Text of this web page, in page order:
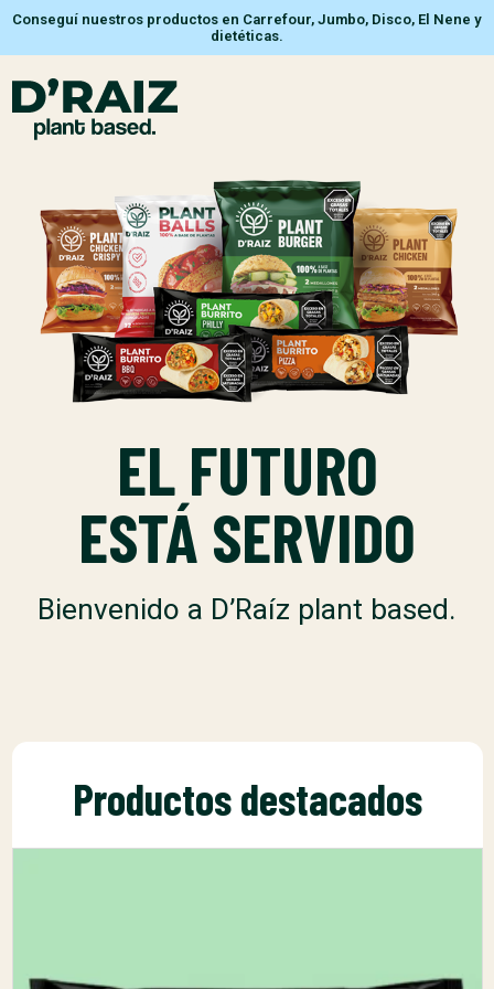
Conseguí nuestros productos en Carrefour, Jumbo, Disco, El Nene y
dietéticas.
EL FUTURO
ESTÁ SERVIDO
Bienvenido a D’Raíz plant based.
Productos destacados